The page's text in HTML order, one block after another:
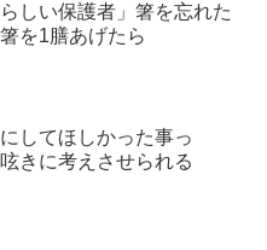
しい保護者」箸を忘れた
を1膳あげたら
にしてほしかった事っ
きに考えさせられる